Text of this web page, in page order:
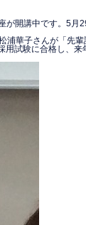
開講中です。 5月
浦華子さんが「先輩
用試験に合格し、来